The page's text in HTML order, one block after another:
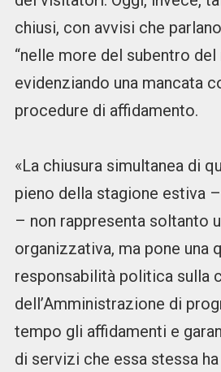
chiusi, con avvisi che
“nelle more del subentro
evidenziando una mancata
procedure di affidamento.
«La chiusura simultanea di
pieno della stagione estiva
– non rappresenta soltanto
organizzativa, ma pone una
responsabilità politica sulla
dell’Amministrazione di
tempo gli affidamenti e
di servizi che essa stessa